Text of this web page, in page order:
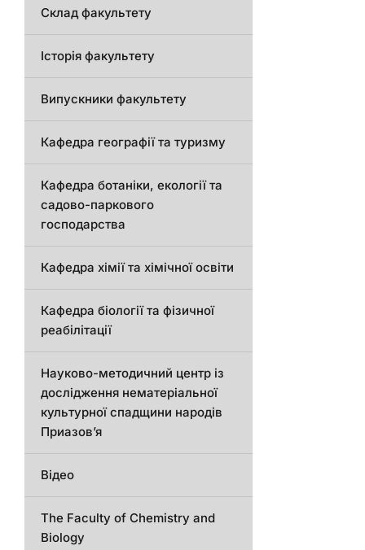
Склад факультету
Історія факультету
Випускники факультету
Кафедра географії та туризму
Кафедра ботаніки, екології та
садово-паркового
господарства
Кафедра хімії та хімічної освіти
Кафедра біології та фізичної
реабілітації
Науково-методичний центр із
дослідження нематеріальної
культурної спадщини народів
Приазов’я
Відео
The Faculty of Chemistry and
Biology